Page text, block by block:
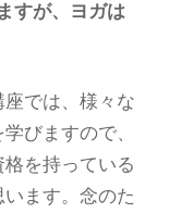
すが、ヨガは
では、様々な
びますので、
を持っている
ます。念のた